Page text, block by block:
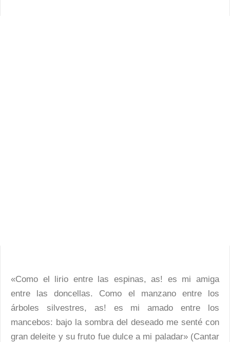
«Como el lirio entre las espinas, as! es mi amiga
entre las doncellas. Como el manzano entre los
árboles silvestres, as! es mi amado entre los
mancebos: bajo la sombra del deseado me senté con
gran deleite y su fruto fue dulce a mi paladar» (Cantar